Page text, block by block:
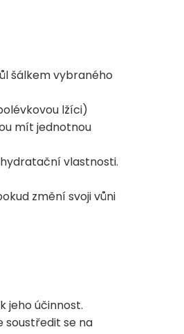
šálkem vybraného
lžíci)
mít jednotnou
vlastnosti.
změní svoji vůni
jeho účinnost.
soustředit se na